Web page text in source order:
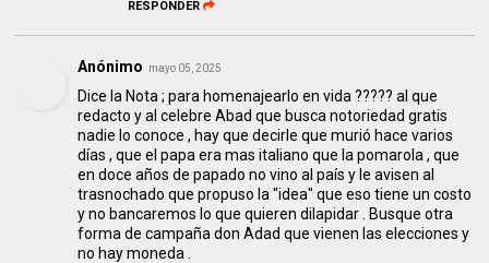
RESPONDER
Anónimo mayo 05, 2025
Dice la Nota ; para homenajearlo en vida ????? al que
redacto y al celebre Abad que busca notoriedad gratis
nadie lo conoce , hay que decirle que murió hace varios
días , que el papa era mas italiano que la pomarola , que
en doce años de papado no vino al país y le avisen al
trasnochado que propuso la "idea" que eso tiene un costo
y no bancaremos lo que quieren dilapidar . Busque otra
forma de campaña don Adad que vienen las elecciones y
no hay moneda .